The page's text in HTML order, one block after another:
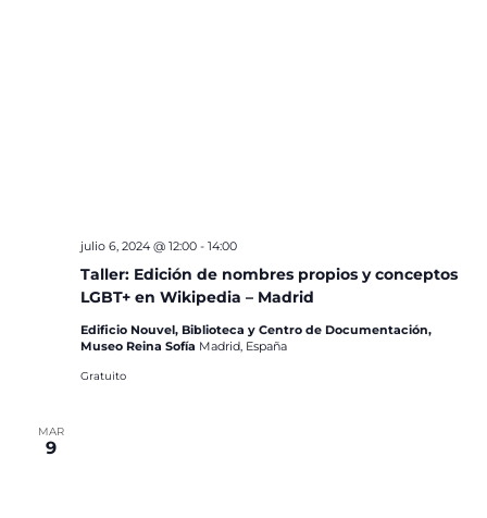
Taller: Edición de nombres propios y conceptos
LGBT+ en Wikipedia – Madrid
julio 6, 2024 @ 12:00- 14:00
Edificio Nouvel, Biblioteca y Centro de Documentación,
Museo Reina Sofía Madrid, España
Gratuito
MAR
9